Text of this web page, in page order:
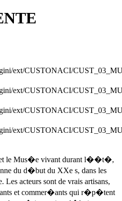
ext/CUSTONACI/
ext/CUSTONACI/
ext/CUSTONACI/
ext/CUSTONACI/
le Mus�e vivant durant l��t�,
du d�but du XXe s, dans les
acteurs sont de vrais artisans,
et commer�ants qui r�p�tent